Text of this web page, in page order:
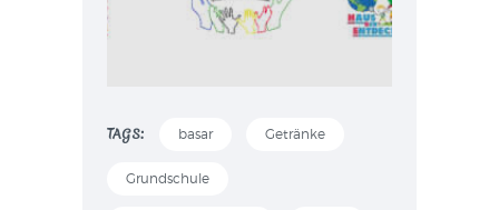
TAGS: basar Getränke
Grundschule